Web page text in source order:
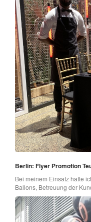
Berlin: Flyer Promotion
Bei meinem Einsatz hatte
Ballons, Betreuung der